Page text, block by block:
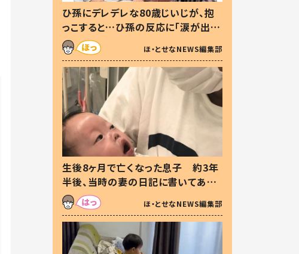
ひ孫にデレデレな80歳じいじが、抱
っこすると…ひ孫の反応に「涙が出ま
した」「可愛くて仕方ない」
ほ・とせなNEWS編集部
生後8ヶ月で亡くなった息子 約3年
半後、当時の妻の日記に書いてあっ
た本音とは
ほ・とせなNEWS編集部